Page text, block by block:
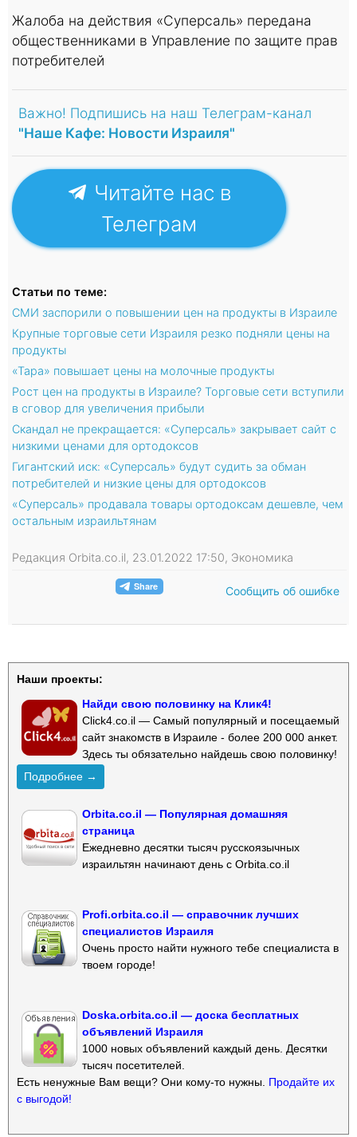
Жалоба на действия «Суперсаль» передана
общественниками в Управление по защите прав
потребителей
Важно! Подпишись на наш Телеграм-канал
"Наше Кафе: Новости Израиля"
Читайте нас в
Телеграм
Статьи по теме:
СМИ заспорили о повышении цен на продукты в Израиле
Крупные торговые сети Израиля резко подняли цены на
продукты
«Тара» повышает цены на молочные продукты
Рост цен на продукты в Израиле? Торговые сети вступили
в сговор для увеличения прибыли
Скандал не прекращается: «Суперсаль» закрывает сайт с
низкими ценами для ортодоксов
Гигантский иск: «Суперсаль» будут судить за обман
потребителей и низкие цены для ортодоксов
«Суперсаль» продавала товары ортодоксам дешевле, чем
остальным израильтянам
Редакция Orbita.co.il, 23.01.2022 17:50, Экономика
Сообщить об ошибке
Наши проекты:
Найди свою половинку на Клик4!
Click4.co.il — Самый популярный и посещаемый
сайт знакомств в Израиле - более 200 000 анкет.
Здесь ты обязательно найдешь свою половинку!
Подробнее →
Orbita.co.il — Популярная домашняя
страница
Ежедневно десятки тысяч русскоязычных
израильтян начинают день с Orbita.co.il
Profi.orbita.co.il — справочник лучших
специалистов Израиля
Очень просто найти нужного тебе специалиста в
твоем городе!
Doska.orbita.co.il — доска бесплатных
объявлений Израиля
1000 новых объявлений каждый день. Десятки
тысяч посетителей.
Есть ненужные Вам вещи? Они кому-то нужны. Продайте их
с выгодой!